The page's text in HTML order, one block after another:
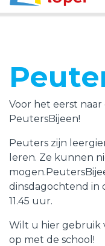
Contact
Voor het eerst naar
PeutersBijeen!
Peuters zijn
leren. Ze kunnen
dinsdagochtend in
11.45 uur.
Wilt u hier gebruik
op met de school!